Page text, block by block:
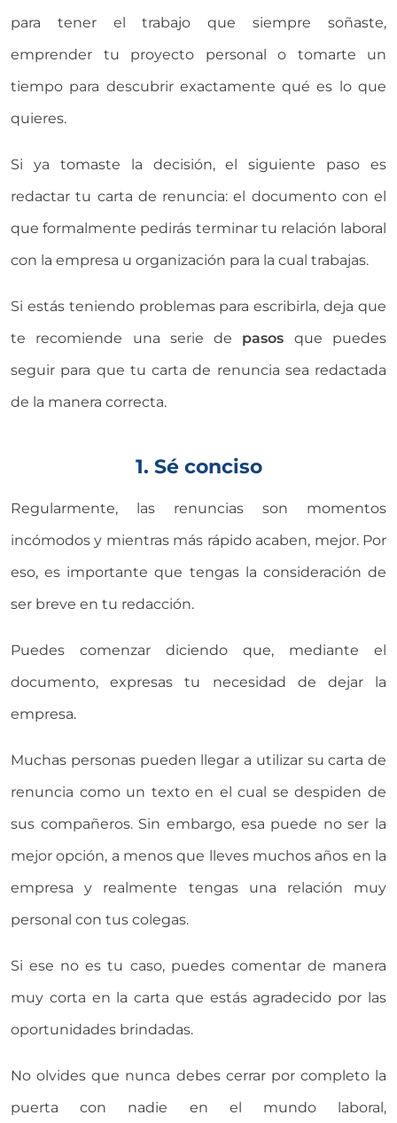
para tener el trabajo que siempre soñaste,
emprender tu proyecto personal o tomarte un
tiempo para descubrir exactamente qué es lo que
quieres.
Si ya tomaste la decisión, el siguiente paso es
redactar tu carta de renuncia: el documento con el
que formalmente pedirás terminar tu relación laboral
con la empresa u organización para la cual trabajas.
Si estás teniendo problemas para escribirla, deja que
te recomiende una serie de pasos que puedes
seguir para que tu carta de renuncia sea redactada
de la manera correcta.
1. Sé conciso
Regularmente, las renuncias son momentos
incómodos y mientras más rápido acaben, mejor. Por
eso, es importante que tengas la consideración de
ser breve en tu redacción.
Puedes comenzar diciendo que, mediante el
documento, expresas tu necesidad de dejar la
empresa.
Muchas personas pueden llegar a utilizar su carta de
renuncia como un texto en el cual se despiden de
sus compañeros. Sin embargo, esa puede no ser la
mejor opción, a menos que lleves muchos años en la
empresa y realmente tengas una relación muy
personal con tus colegas.
Si ese no es tu caso, puedes comentar de manera
muy corta en la carta que estás agradecido por las
oportunidades brindadas.
No olvides que nunca debes cerrar por completo la
puerta con nadie en el mundo laboral,